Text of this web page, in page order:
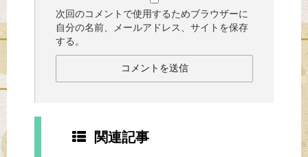
次回のコメントで使用するためブラウザーに
自分の名前、メールアドレス、サイトを保存
する。
関連記事